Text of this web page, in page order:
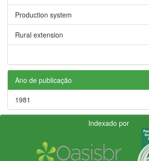
Production system
Rural extension
Ano de publicação
1981
Indexado por